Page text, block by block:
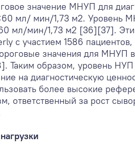
значение МНУП для
мл/ мин/1,73 м2. Уровень
мл/мин/1,73 м2 [36][37]. Эти
с участием 1586
значения для
Таким образом, уровень
на диагностическую
более высокие
ответственный за рост